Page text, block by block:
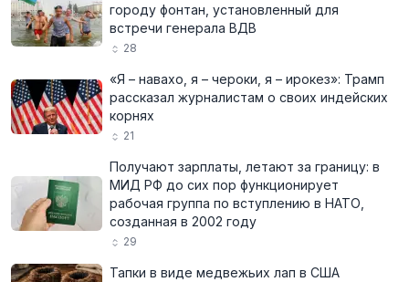
городу фонтан, установленный для
встречи генерала ВДВ
28
«Я – навахо, я – чероки, я – ирокез»: Трамп
рассказал журналистам о своих индейских
корнях
21
Получают зарплаты, летают за границу: в
МИД РФ до сих пор функционирует
рабочая группа по вступлению в НАТО,
созданная в 2002 году
29
Тапки в виде медвежьих лап в США